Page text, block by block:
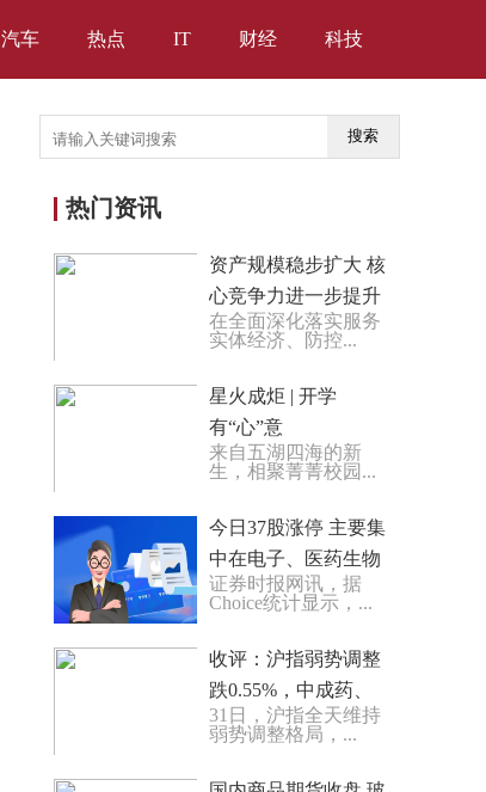
汽车 热点 IT 财经 科技
搜索
热门资讯
资产规模稳步扩大 核
心竞争力进一步提升
哈尔滨银行2023年上
19.1%
在全面深化落实服务
实体经济、防控...
星火成炬 | 开学
有“心”意
来自五湖四海的新
生，相聚菁菁校园...
今日37股涨停 主要集
中在电子、医药生物
等行业
证券时报网讯，据
Choice统计显示，...
收评：沪指弱势调整
跌0.55%，中成药、
半导体等板块走强，
31日，沪指全天维持
弱势调整格局，...